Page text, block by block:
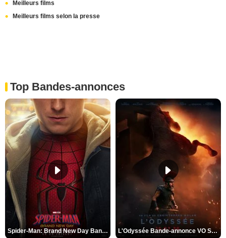
Meilleurs films
Meilleurs films selon la presse
Top Bandes-annonces
Spider-Man: Brand New Day Bande-annonce VO STFR L'Odyssée Bande-annonce VO STFR